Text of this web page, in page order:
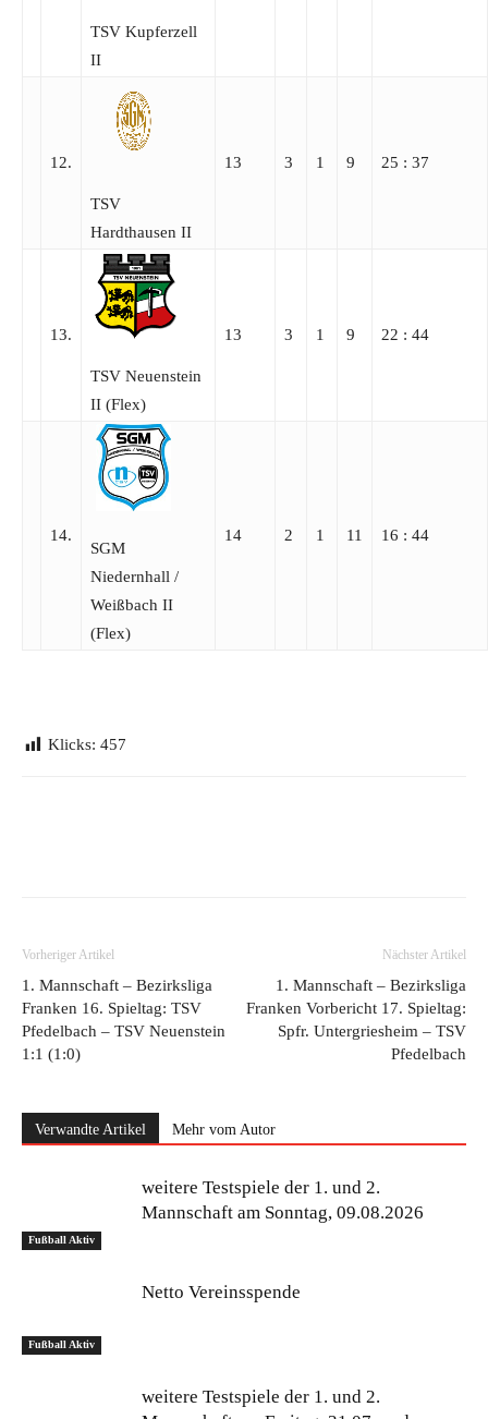
TSV Kupferzell
II
12.
TSV
Hardthausen II
13 3 1 9 25 : 37
13.
TSV Neuenstein
II (Flex)
13 3 1 9 22 : 44
14.
SGM
Niedernhall /​
Weißbach II
(Flex)
14 2 1 11 16 : 44
Klicks: 457
Vorheriger Artikel
1. Mannschaft – Bezirksliga
Franken 16. Spieltag: TSV
Pfedelbach – TSV Neuenstein
1:1 (1:0)
Nächster Artikel
1. Mannschaft – Bezirksliga
Franken Vorbericht 17. Spieltag:
Spfr. Untergriesheim – TSV
Pfedelbach
Verwandte Artikel Mehr vom Autor
Fußball Aktiv
weitere Testspiele der 1. und 2.
Mannschaft am Sonntag, 09.08.2026
Fußball Aktiv
Netto Vereinsspende
weitere Testspiele der 1. und 2.